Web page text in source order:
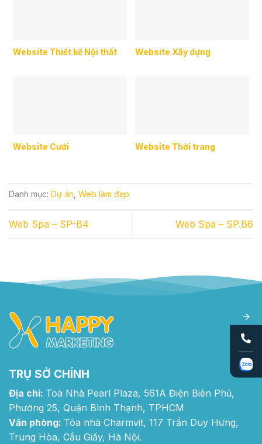
Website Thiết kế Nội thất Website Xây dựng
Website Cưới Website Thời trang
Danh mục: Dự án Web làm đẹp
Web Spa – SP-B4 Web Spa – SP.B6
TRỤ SỞ CHÍNH
Địa chỉ: Toà Nhà Pearl Plaza, 561A Điện Biên Phủ,
Phường 25, Quận Bình Thạnh, TPHCM
Văn phòng: Tòa nhà Charmvit, 117 Trần Duy Hưng,
Trung Hòa, Cầu Giấy, Hà Nội.